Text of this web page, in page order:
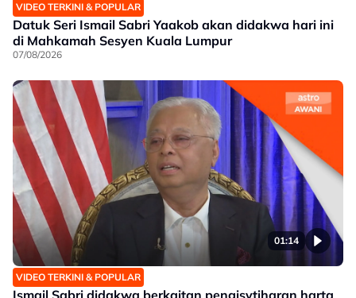
VIDEO TERKINI & POPULAR
Datuk Seri Ismail Sabri Yaakob akan didakwa hari ini
di Mahkamah Sesyen Kuala Lumpur
07/08/2026
01:14
VIDEO TERKINI & POPULAR